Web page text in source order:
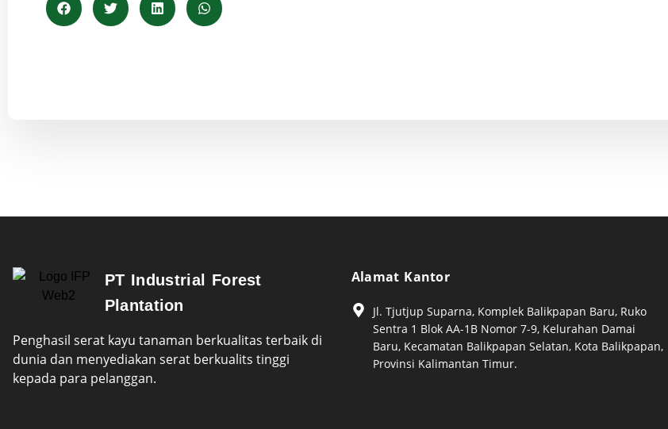
PT Industrial Forest
Plantation
Penghasil serat kayu tanaman berkualitas terbaik di
dunia dan menyediakan serat berkualits tinggi
kepada para pelanggan.
Alamat Kantor
Jl. Tjutjup Suparna, Komplek Balikpapan Baru, Ruko
Sentra 1 Blok AA-1B Nomor 7-9, Kelurahan Damai
Baru, Kecamatan Balikpapan Selatan, Kota Balikpapan,
Provinsi Kalimantan Timur.